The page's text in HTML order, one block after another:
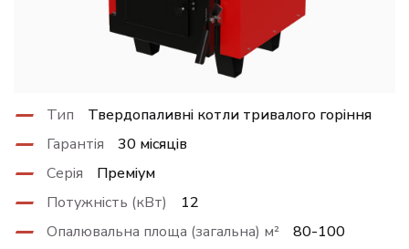
Тип
Твердопаливні котли тривалого горіння
Гарантія
30 місяців
Серія
Преміум
Потужність (кВт)
12
Опалювальна площа (загальна) м²
80-100